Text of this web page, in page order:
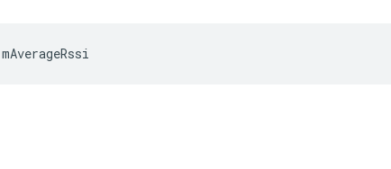
mAverageRssi